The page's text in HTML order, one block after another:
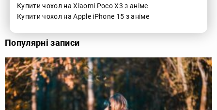
Купити чохол на Xiaomi Poco X3 з аніме
Купити чохол на Apple iPhone 15 з аніме
Популярні записи